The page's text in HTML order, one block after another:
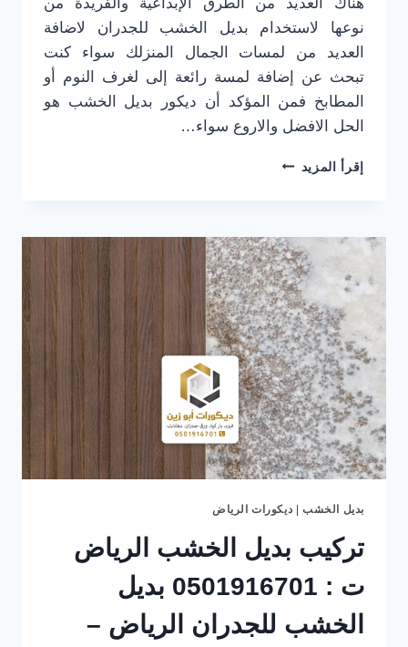
نوعها لاستخدام بديل الخشب للجدران لاضافة
العديد من لمسات الجمال المنزلك سواء كنت
تبحث عن إضافة لمسة رائعة إلى لغرف النوم أو
المطابخ فمن المؤكد أن ديكور بديل الخشب هو
الحل الافضل والاروع سواء…
إقرأ المزيد ديكورات
ت:
0501916701
معلم
بديل
الخشب
بالرياض
–
شرائح
بديل
الخشب
بالرياض
بديل الخشب| ديكورات الرياض
تركيب بديل الخشب الرياض
ت : 0501916701 بديل
الخشب للجدران الرياض –